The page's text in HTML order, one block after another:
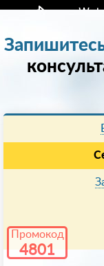
Промокод
4801